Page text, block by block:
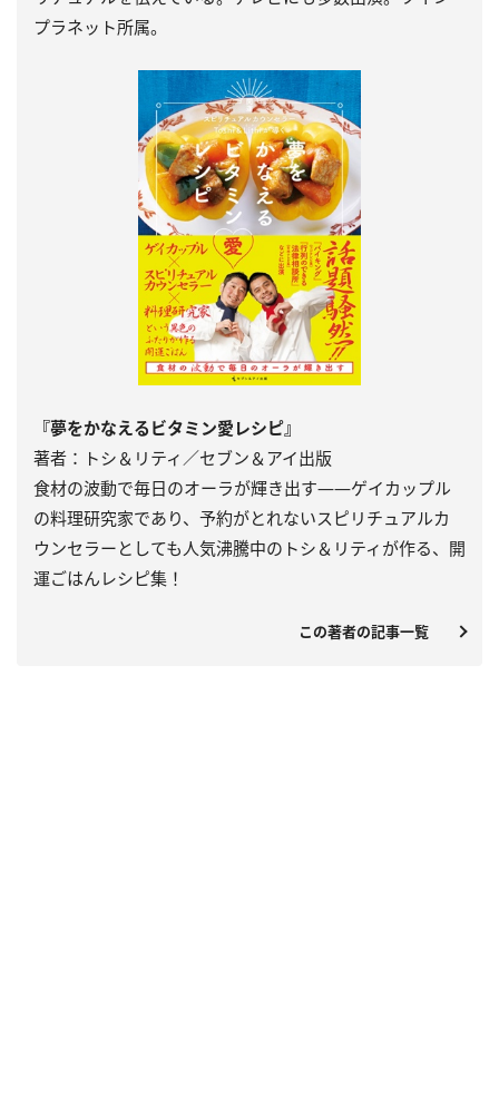
プラネット所属。
『夢をかなえるビタミン愛レシピ』
著者：トシ＆リティ／セブン＆アイ出版
食材の波動で毎日のオーラが輝き出す――ゲイカップル
の料理研究家であり、予約がとれないスピリチュアルカ
ウンセラーとしても人気沸騰中のトシ＆リティが作る、開
運ごはんレシピ集！
この著者の記事一覧